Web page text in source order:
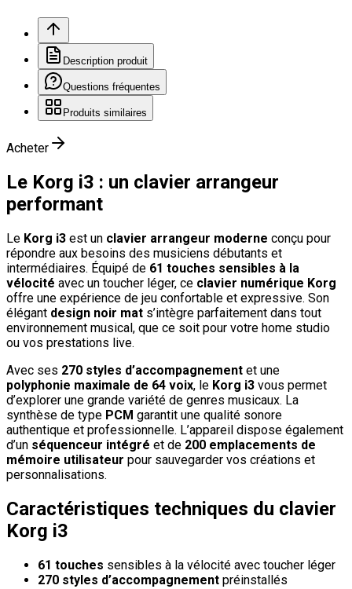
Description produit
Questions fréquentes
Produits similaires
Acheter
Le Korg i3 : un clavier arrangeur
performant
Le Korg i3 est un clavier arrangeur moderne conçu pour
répondre aux besoins des musiciens débutants et
intermédiaires. Équipé de 61 touches sensibles à la
vélocité avec un toucher léger, ce clavier numérique Korg
offre une expérience de jeu confortable et expressive. Son
élégant design noir mat s’intègre parfaitement dans tout
environnement musical, que ce soit pour votre home studio
ou vos prestations live.
Avec ses 270 styles d’accompagnement et une
polyphonie maximale de 64 voix, le Korg i3 vous permet
d’explorer une grande variété de genres musicaux. La
synthèse de type PCM garantit une qualité sonore
authentique et professionnelle. L’appareil dispose également
d’un séquenceur intégré et de 200 emplacements de
mémoire utilisateur pour sauvegarder vos créations et
personnalisations.
Caractéristiques techniques du clavier
Korg i3
61 touches sensibles à la vélocité avec toucher léger
270 styles d’accompagnement préinstallés